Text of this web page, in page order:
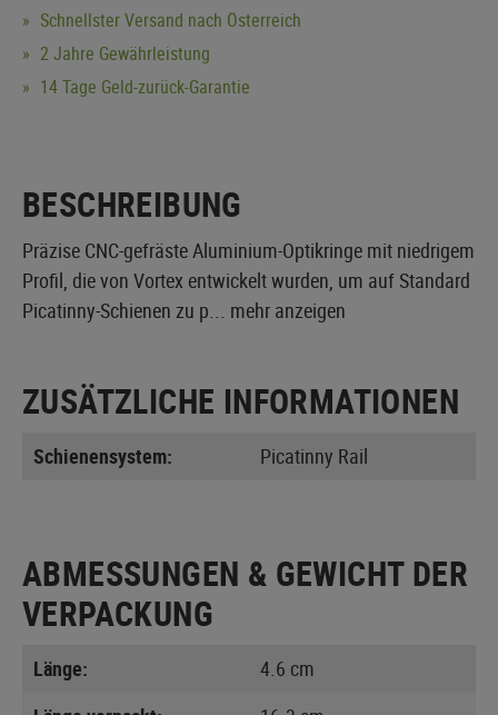
Schnellster Versand nach Österreich
2 Jahre Gewährleistung
14 Tage Geld-zurück-Garantie
BESCHREIBUNG
Präzise CNC-gefräste Aluminium-Optikringe mit niedrigem
Profil, die von Vortex entwickelt wurden, um auf Standard
Picatinny-Schienen zu p... mehr anzeigen
ZUSÄTZLICHE INFORMATIONEN
Schienensystem: Picatinny Rail
ABMESSUNGEN & GEWICHT DER
VERPACKUNG
Länge:
4.6 cm